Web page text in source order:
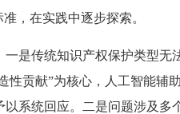
，在实践中逐步探索。
是传统知识产权保护类型无
性贡献”为核心，人工智能辅
系统回应。二是问题涉及